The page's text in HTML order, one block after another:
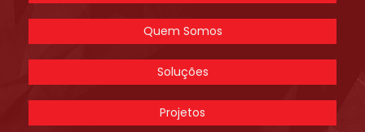
Quem Somos
Soluções
Projetos